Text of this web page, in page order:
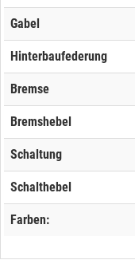
Gabel
Hinterbaufederung
Bremse
Bremshebel
Schaltung
Schalthebel
Farben: